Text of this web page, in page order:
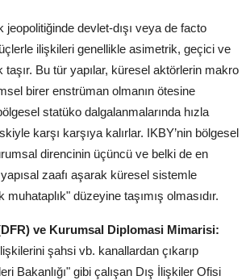
jeopolitiğinde devlet-dışı veya de facto
ilişkileri genellikle asimetrik, geçici ve
taşır. Bu tür yapılar, küresel aktörlerin makro
birer enstrüman olmanın ötesine
statüko dalgalanmalarında hızla
karşı karşıya kalırlar. IKBY’nin bölgesel
direncinin üçüncü ve belki de en
zaafı aşarak küresel sistemle
düzeyine taşımış olmasıdır.
ve Kurumsal Diplomasi Mimarisi:
şahsi vb. kanallardan çıkarıp
Bakanlığı" gibi çalışan Dış İlişkiler Ofisi